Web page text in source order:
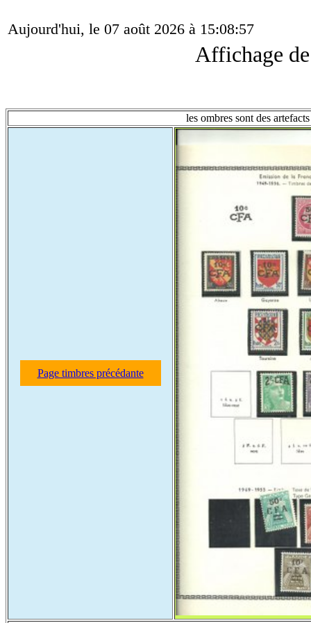
Aujourd'hui, le 07 août 2026 à 15:08:57
Affichage
les ombres sont des
Page timbres précédante